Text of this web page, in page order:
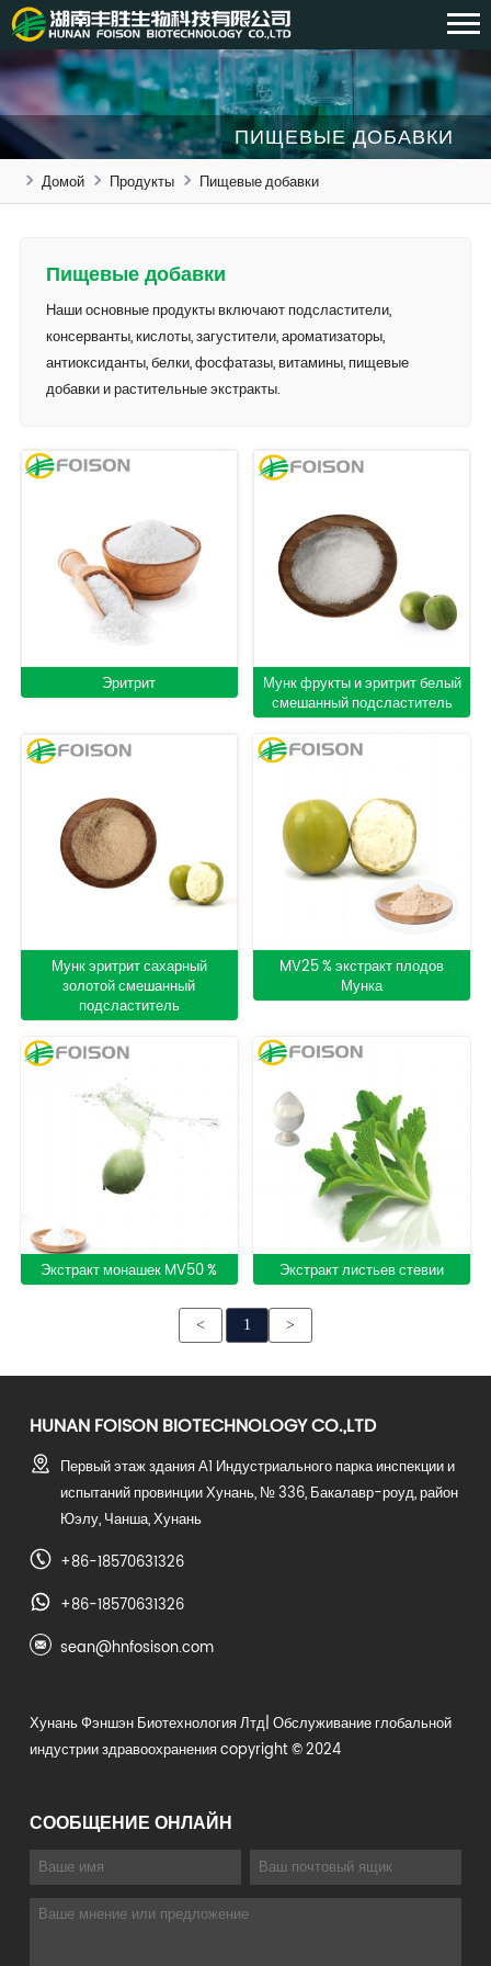
ПИЩЕВЫЕ ДОБАВКИ
Домой Продукты Пищевые добавки
Пищевые добавки
Наши основные продукты включают подсластители,
консерванты, кислоты, загустители, ароматизаторы,
антиоксиданты, белки, фосфатазы, витамины, пищевые
добавки и растительные экстракты.
Эритрит
Мунк фрукты и эритрит белый
смешанный подсластитель
Мунк эритрит сахарный
золотой смешанный
подсластитель
MV25 % экстракт плодов
Мунка
Экстракт монашек MV50 % Экстракт листьев стевии
< 1 >
HUNAN FOISON BIOTECHNOLOGY CO.,LTD
Первый этаж здания А1 Индустриального парка инспекции и
испытаний провинции Хунань, № 336, Бакалавр-роуд, район
Юэлу, Чанша, Хунань
+86-18570631326
+86-18570631326
sean@hnfosison.com
Хунань Фэншэн Биотехнология Лтд | Обслуживание глобальной
индустрии здравоохранения copyright © 2024
СООБЩЕНИЕ ОНЛАЙН